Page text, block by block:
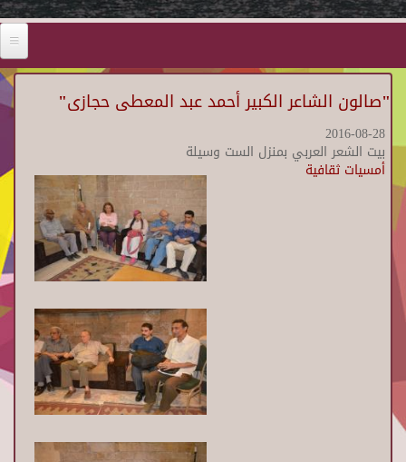
"صالون الشاعر الكبير أحمد عبد المعطى حجازى"
2016-08-28
بيت الشعر العربي بمنزل الست وسيلة
أمسيات ثقافية